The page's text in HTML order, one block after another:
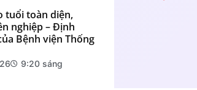
tuổi toàn diện,
nghiệp – Định
Bệnh viện Thống
9:20 sáng